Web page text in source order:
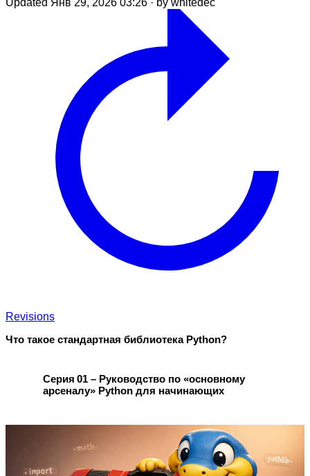
Revisions
Что такое стандартная библиотека Python?
Серия 01 – Руководство по «основному
арсеналу» Python для начинающих